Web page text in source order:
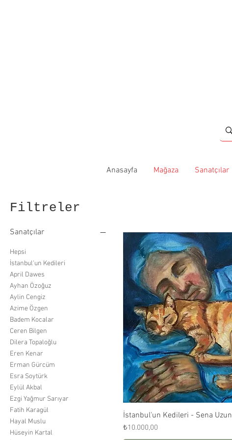
Anasayfa Mağaza Sanatçılar
Filtreler
Sanatçılar
Hepsi
İstanbul'un Kedileri
April Dawes
Ayhan Özoğuz
Aylin Cengiz
Azime Özgen
Badem Kocalar
Ceren Bilgen
Dilera Topaloğlu
Eren Kenar
Erman Gürcüm
Esra Soytürk
Eylül Akbal
Ezgi Yağmur Sarıyar
Fatih Karagül
Hayal Muslu
Hüseyin Kartal
Hızlı Bakış
İstanbul'un Kedileri - Sena Uzun
Fiyat
₺10.000,00